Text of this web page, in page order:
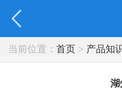
当前位置： 首页> 产品知
湖